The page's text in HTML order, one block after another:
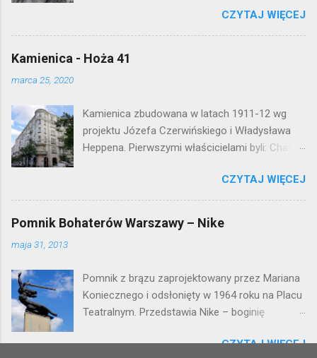
warszawskiej flagowej inwestycji
mieszkaniowej lat 50. Lokalizacja: Śródmieście
CZYTAJ WIĘCEJ
Kamienica - Hoża 41
marca 25, 2020
Kamienica zbudowana w latach 1911-12 wg
projektu Józefa Czerwińskiego i Władysława
Heppena. Pierwszymi właścicielami byli: Chaim
kamienica była zamieszkała przez
pracowników Elektrowni Warszawskiej. Ten
okazały budynek wyszedł bez szwanku z II
wojny światowej. Lokalizacja: Śródmieście
CZYTAJ WIĘCEJ
Pomnik Bohaterów Warszawy – Nike
maja 31, 2013
Pomnik z brązu zaprojektowany przez Mariana
Koniecznego i odsłonięty w 1964 roku na Placu
Teatralnym. Przedstawia Nike – boginię
Przy tworzeniu rysów twarzy rzeźbiarzowi
CZYTAJ WIĘCEJ